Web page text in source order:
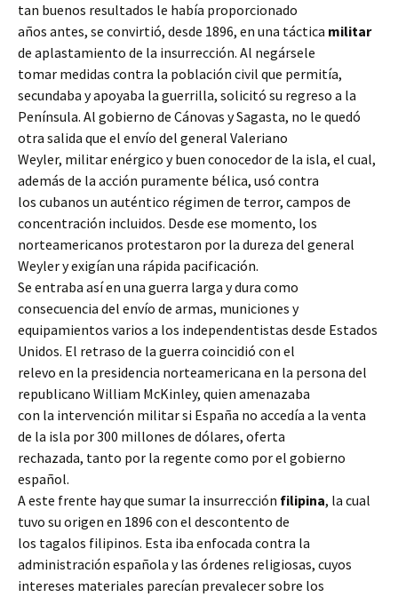
tan buenos resultados le había proporcionado
años antes, se convirtió, desde 1896, en una táctica militar
de aplastamiento de la insurrección. Al negársele
tomar medidas contra la población civil que permitía,
secundaba y apoyaba la guerrilla, solicitó su regreso a la
Península. Al gobierno de Cánovas y Sagasta, no le quedó
otra salida que el envío del general Valeriano
Weyler, militar enérgico y buen conocedor de la isla, el cual,
además de la acción puramente bélica, usó contra
los cubanos un auténtico régimen de terror, campos de
concentración incluidos. Desde ese momento, los
norteamericanos protestaron por la dureza del general
Weyler y exigían una rápida pacificación.
Se entraba así en una guerra larga y dura como
consecuencia del envío de armas, municiones y
equipamientos varios a los independentistas desde Estados
Unidos. El retraso de la guerra coincidió con el
relevo en la presidencia norteamericana en la persona del
republicano William McKinley, quien amenazaba
con la intervención militar si España no accedía a la venta
de la isla por 300 millones de dólares, oferta
rechazada, tanto por la regente como por el gobierno
español.
A este frente hay que sumar la insurrección filipina, la cual
tuvo su origen en 1896 con el descontento de
los tagalos filipinos. Esta iba enfocada contra la
administración española y las órdenes religiosas, cuyos
intereses materiales parecían prevalecer sobre los